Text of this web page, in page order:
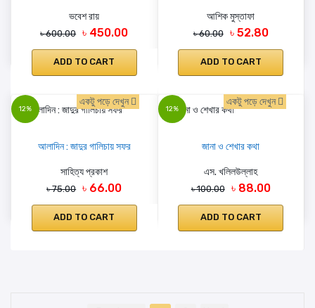
ভবেশ রায়
৳ 600.00 ৳ 450.00
ADD TO CART
আশিক মুস্তাফা
৳ 60.00 ৳ 52.80
ADD TO CART
12%
একটু পড়ে দেখুন
আলাদিন : জাদুর গালিচায় সফর
সাহিত্য প্রকাশ
৳ 75.00 ৳ 66.00
ADD TO CART
12%
একটু পড়ে দেখুন
জানা ও শেখার কথা
এস. খলিলউল্লাহ
৳ 100.00 ৳ 88.00
ADD TO CART